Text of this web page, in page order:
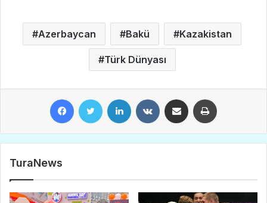
Azerbaycan Bakü Kazakistan
Türk Dünyası
TuraNews